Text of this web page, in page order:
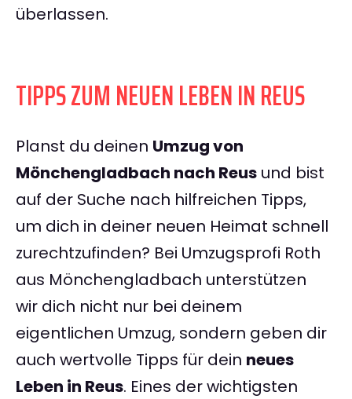
überlassen.
TIPPS ZUM NEUEN LEBEN IN REUS
Planst du deinen Umzug von
Mönchengladbach nach Reus und bist
auf der Suche nach hilfreichen Tipps,
um dich in deiner neuen Heimat schnell
zurechtzufinden? Bei Umzugsprofi Roth
aus Mönchengladbach unterstützen
wir dich nicht nur bei deinem
eigentlichen Umzug, sondern geben dir
auch wertvolle Tipps für dein neues
Leben in Reus. Eines der wichtigsten